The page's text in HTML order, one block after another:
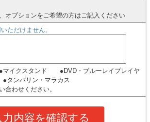
オプションをご希望の方はご記入ください
ただけません。
マイクスタンド
●DVD・ブルーレイプレイヤ
ンバリン・マラカス
合わせください。